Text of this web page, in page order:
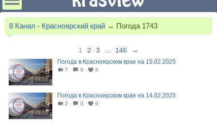
8 Канал - Красноярский край → Погода 1743
1 2 3 146 →
01:36
Погода в Красноярском крае на 15.02.2025
7 0 0
01:36
Погода в Красноярском крае на 14.02.2025
2 0 0